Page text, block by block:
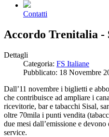
Contatti
Accordo Trenitalia -
Dettagli
Categoria: FS Italiane
Pubblicato: 18 Novembre
Dall’11 novembre i biglietti e
che contribuisce ad ampliare i
ricevitorie, bar e tabacchi Sisal,
oltre 70mila i punti vendita
due mesi dall’emissione e
service.